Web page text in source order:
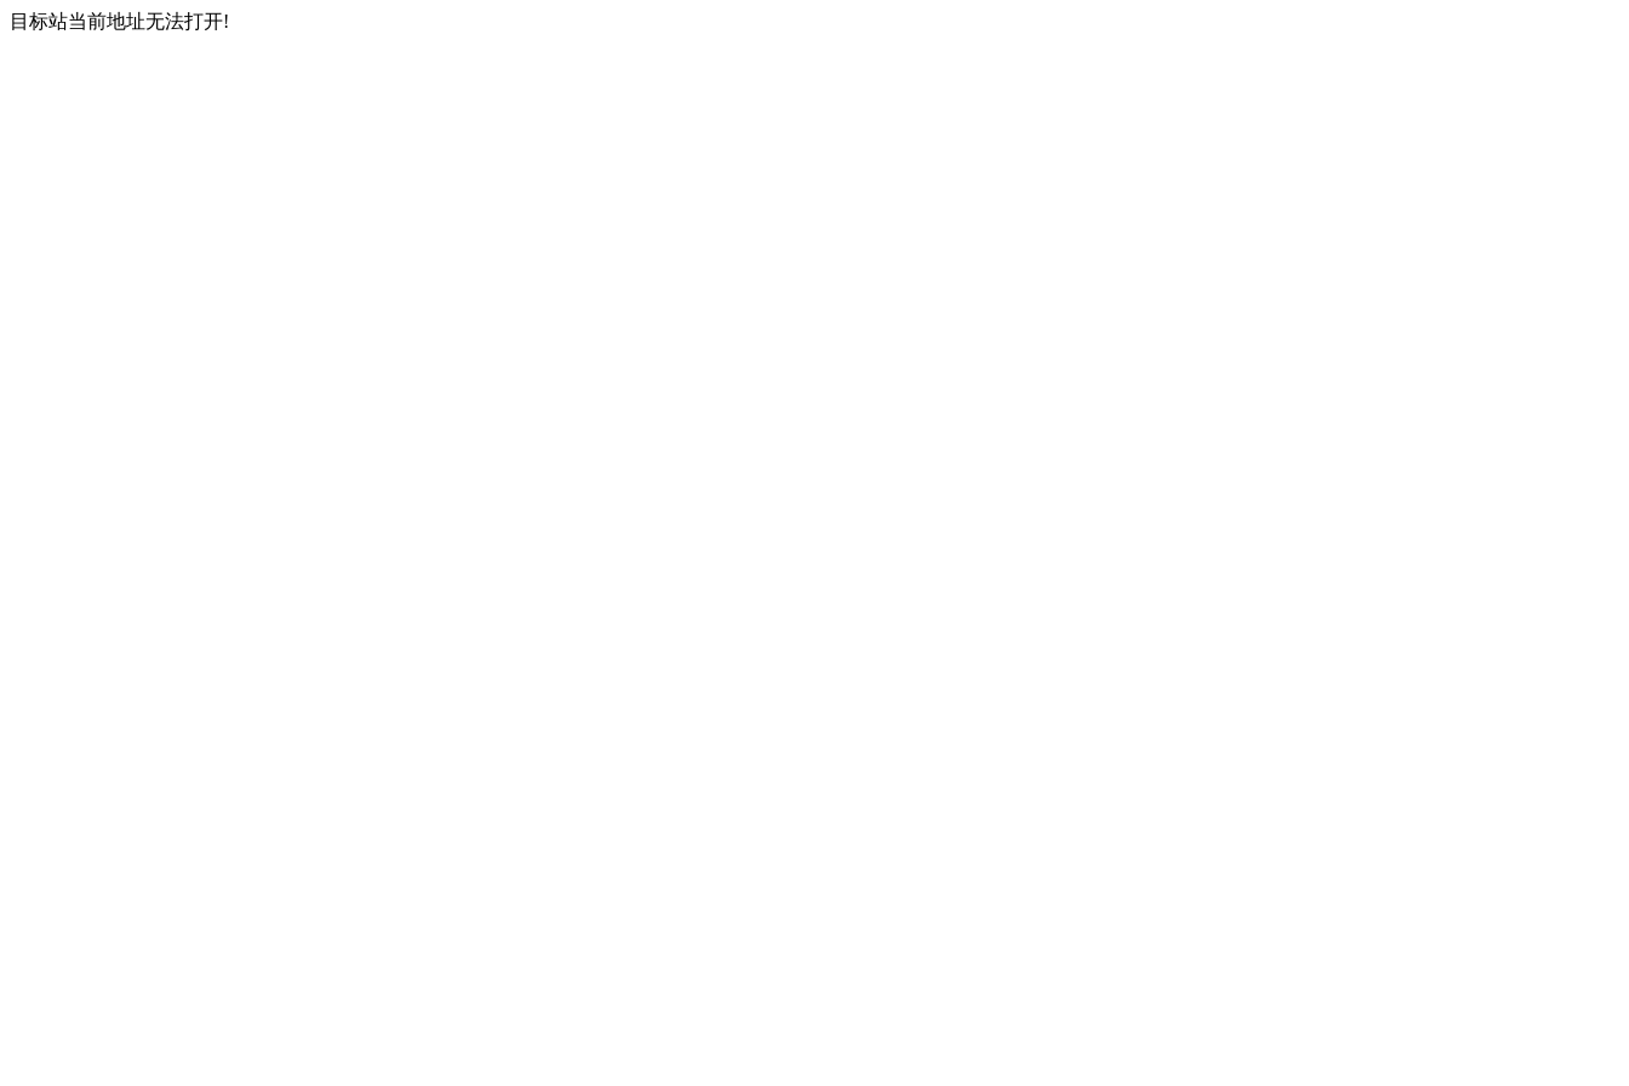
目标站当前地址无法打开!